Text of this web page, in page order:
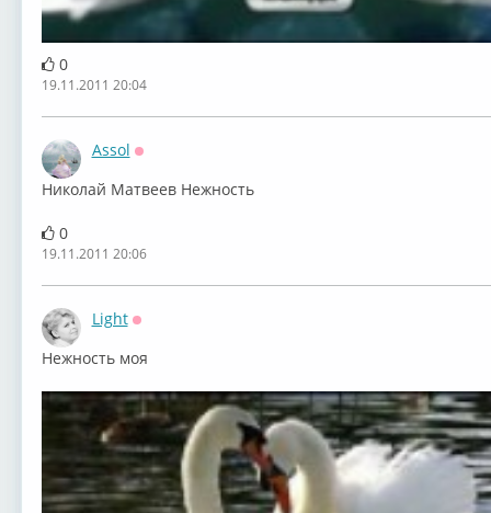
0
19.11.2011 20:04
Assol
Николай Матвеев Нежность
0
19.11.2011 20:06
Light
Нежность моя